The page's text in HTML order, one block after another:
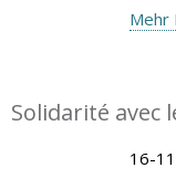
Mehr
Solidarité avec
16-